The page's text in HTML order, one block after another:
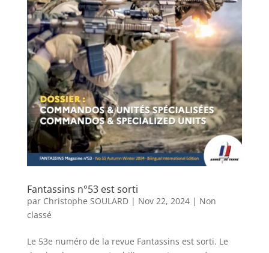
Fantassins n°53 est sorti
par Christophe SOULARD| Nov 22, 2024| Non
classé
Le 53e numéro de la revue Fantassins est sorti. Le